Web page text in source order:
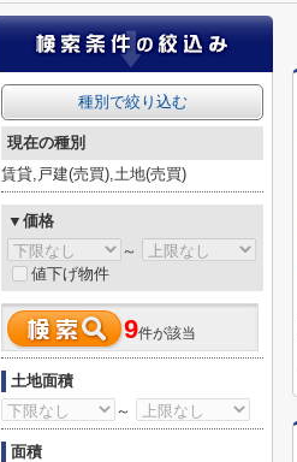
種別で絞り込む
現在の種別
賃貸,戸建(売買),土地(売買)
▼価格
～
値下げ物件
9件が該当
土地面積
～
面積